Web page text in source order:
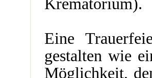
Eine
gestalten wie
Möglichkeit,